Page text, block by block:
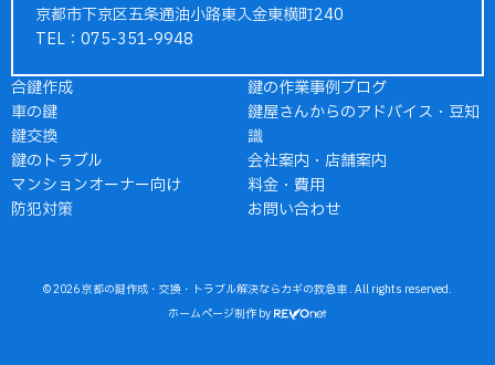
京都市下京区五条通油小路東入金東横町240
TEL：075-351-9948
合鍵作成
車の鍵
鍵交換
鍵のトラブル
マンションオーナー向け
防犯対策
鍵の作業事例ブログ
鍵屋さんからのアドバイス・豆知
識
会社案内・店舗案内
料金・費用
お問い合わせ
© 2026京都の鍵作成・交換・トラブル解決ならカギの救急車 . All rights reserved.
ホームページ制作by